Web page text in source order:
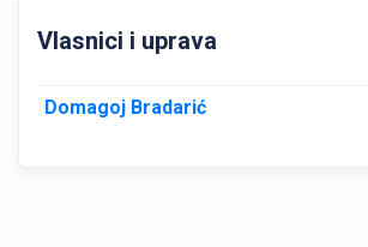
Vlasnici i uprava
Domagoj Bradarić